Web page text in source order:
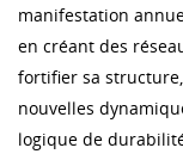
manifestation
en créant des
fortifier sa
nouvelles
logique de